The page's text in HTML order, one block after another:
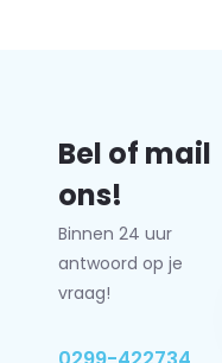
Bel of mail
ons!
Binnen 24 uur
antwoord op je
vraag!